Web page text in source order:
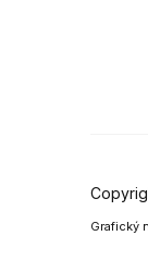
Grafický